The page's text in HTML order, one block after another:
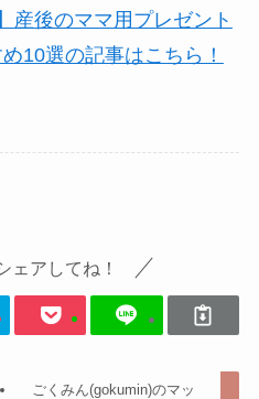
産後のママ用プレゼント
10選の記事はこちら！
ェアしてね！
ごくみん(gokumin)のマッ